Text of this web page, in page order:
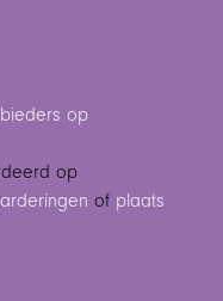
op
of plaats